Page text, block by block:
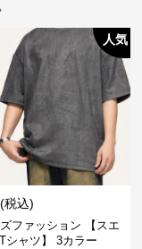
人気
(税込)
ファッション 【スエ
シャツ】 3カラー